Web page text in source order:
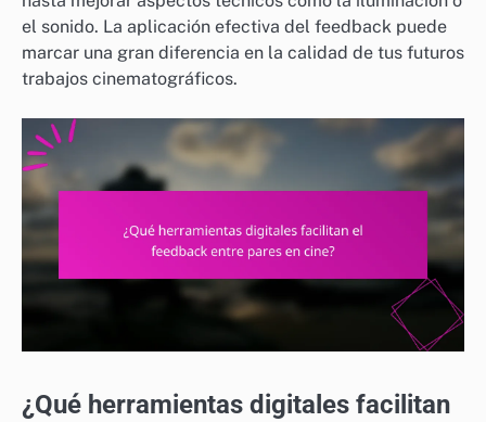
el sonido. La aplicación efectiva del feedback puede
marcar una gran diferencia en la calidad de tus futuros
trabajos cinematográficos.
¿Qué herramientas digitales facilitan